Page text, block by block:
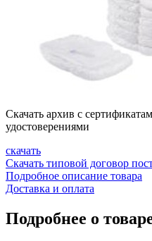
Скачать архив с
удостоверениями
скачать
Скачать типовой договор
Подробное описание товара
Доставка и оплата
Подробнее о